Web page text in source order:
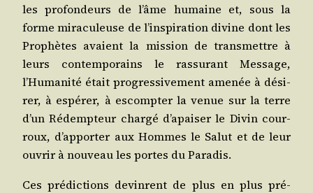
les pro­fon­deurs de l’âme humaine et, sous la
forme mira­cu­leuse de l’inspiration divine dont les
Pro­phètes avaient la mis­sion de trans­mettre à
leurs contem­po­rains le ras­su­rant Mes­sage,
l’Humanité était pro­gres­si­ve­ment ame­née à dési­
rer, à espé­rer, à escomp­ter la venue sur la terre
d’un Rédemp­teur char­gé d’apaiser le Divin cour­
roux, d’apporter aux Hommes le Salut et de leur
ouvrir à nou­veau les portes du Paradis.
Ces pré­dic­tions devinrent de plus en plus pré­